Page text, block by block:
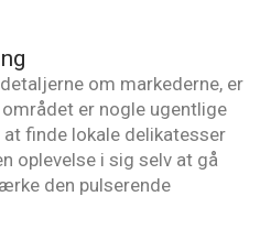
om markederne, er
er nogle ugentlige
finde lokale delikatesser
oplevelse i sig selv at gå
den pulserende